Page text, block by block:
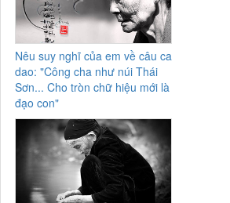
Nêu suy nghĩ của em về câu ca
dao: "Công cha như núi Thái
Sơn... Cho tròn chữ hiệu mới là
đạo con"